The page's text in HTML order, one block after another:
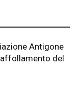
Antigone
del